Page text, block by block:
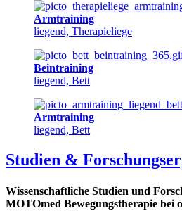
Armtraining
liegend, Therapieliege
Beintraining
liegend, Bett
Armtraining
liegend, Bett
Studien &
Wissenschaftliche Studien und
MOTOmed Bewegungstherapie bei